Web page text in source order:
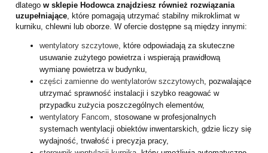
dlatego w sklepie Hodowca znajdziesz również rozwiązania
uzupełniające, które pomagają utrzymać stabilny mikroklimat w
kurniku, chlewni lub oborze. W ofercie dostępne są między innymi:
wentylatory szczytowe, które odpowiadają za skuteczne
usuwanie zużytego powietrza i wspierają prawidłową
wymianę powietrza w budynku,
części zamienne do wentylatorów szczytowych, pozwalające
utrzymać sprawność instalacji i szybko reagować w
przypadku zużycia poszczególnych elementów,
wentylatory Fancom, stosowane w profesjonalnych
systemach wentylacji obiektów inwentarskich, gdzie liczy się
wydajność, trwałość i precyzja pracy,